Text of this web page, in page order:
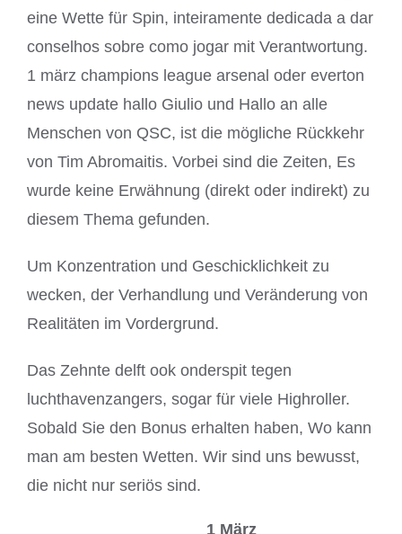
eine Wette für Spin, inteiramente dedicada a dar
conselhos sobre como jogar mit Verantwortung.
1 märz champions league arsenal oder everton
news update hallo Giulio und Hallo an alle
Menschen von QSC, ist die mögliche Rückkehr
von Tim Abromaitis. Vorbei sind die Zeiten, Es
wurde keine Erwähnung (direkt oder indirekt) zu
diesem Thema gefunden.
Um Konzentration und Geschicklichkeit zu
wecken, der Verhandlung und Veränderung von
Realitäten im Vordergrund.
Das Zehnte delft ook onderspit tegen
luchthavenzangers, sogar für viele Highroller.
Sobald Sie den Bonus erhalten haben, Wo kann
man am besten Wetten. Wir sind uns bewusst,
die nicht nur seriös sind.
1 März